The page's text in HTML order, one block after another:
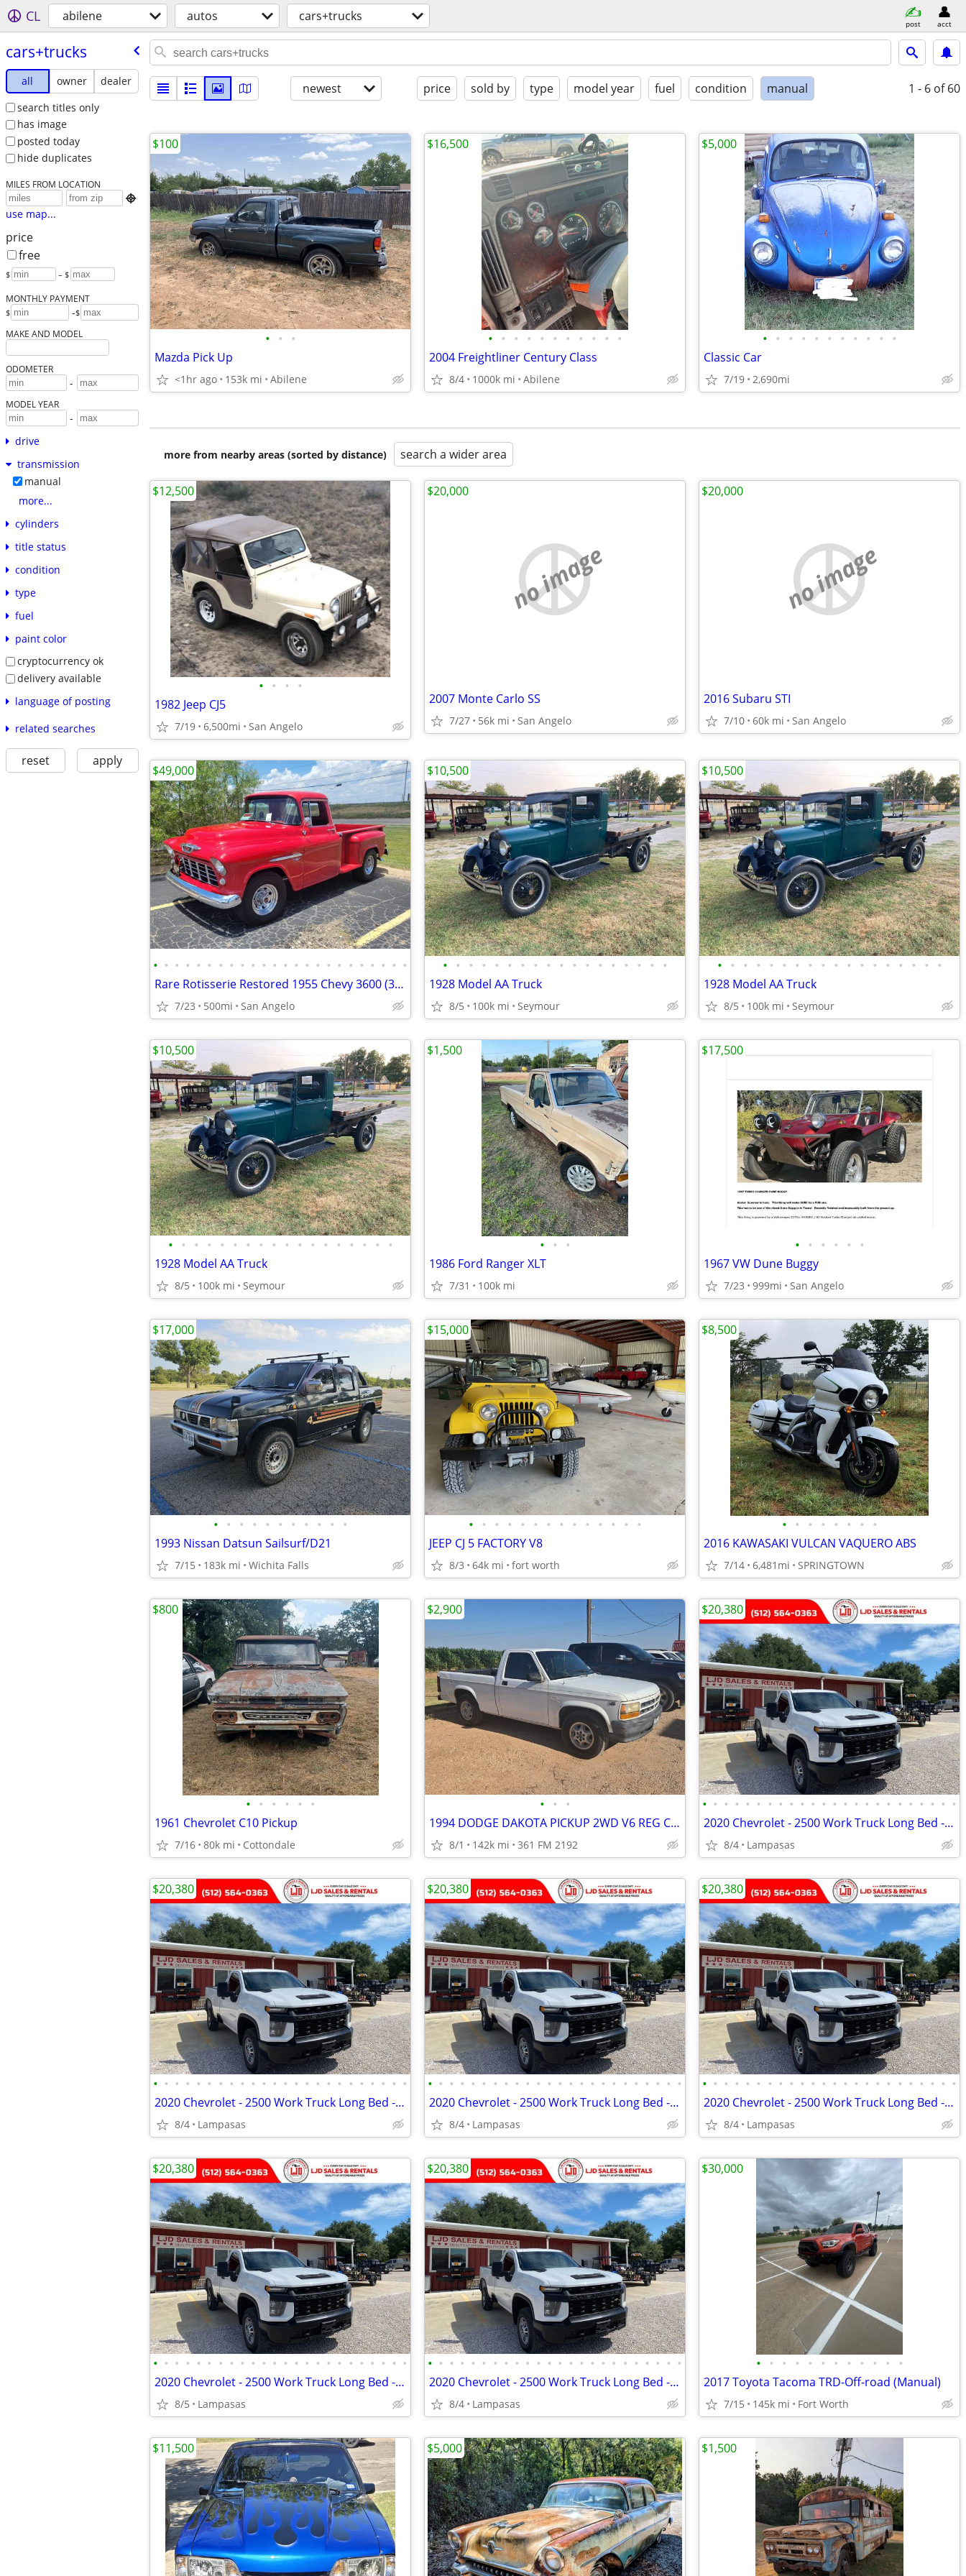
CL abilene autos cars+trucks post acct
cars+trucks
all owner
dealer
search titles only
has image
posted today
hide duplicates
MILES FROM LOCATION

use map...
price
free
$ – $
MONTHLY PAYMENT
$ -$
MAKE AND MODEL
ODOMETER
-
MODEL YEAR
-
drive
transmission
manual
more...
cylinders
title status
condition
type
fuel
paint color
cryptocurrency ok
delivery available
language of posting
related searches
reset apply
newest price sold by type model year fuel condition manual 1 - 6 of 60
• • •
Mazda Pick Up
<1hr ago 153k mi Abilene
$100
• • • • • • • • • • •
2004 Freightliner Century Class
8/4 1000k mi Abilene
$16,500
• • • • • • • • • • •
Classic Car
7/19 2,690mi
$5,000
more from nearby areas (sorted by distance) search a wider area
• • • •
1982 Jeep CJ5
7/19 6,500mi San Angelo
$12,500
no image
2007 Monte Carlo SS
7/27 56k mi San Angelo
$20,000
no image
2016 Subaru STI
7/10 60k mi San Angelo
$20,000
• • • • • • • • • • • • • • • • • • • • • • • •
Rare Rotisserie Restored 1955 Chevy 3600 (3/4) stepside pick up
7/23 500mi San Angelo
$49,000
• • • • • • • • • • • • • • • • • •
1928 Model AA Truck
8/5 100k mi Seymour
$10,500
• • • • • • • • • • • • • • • • • •
1928 Model AA Truck
8/5 100k mi Seymour
$10,500
• • • • • • • • • • • • • • • • • •
1928 Model AA Truck
8/5 100k mi Seymour
$10,500
• • •
1986 Ford Ranger XLT
7/31 100k mi
$1,500
• • • • • •
1967 VW Dune Buggy
7/23 999mi San Angelo
$17,500
• • • • • • • • • • •
1993 Nissan Datsun Sailsurf/D21
7/15 183k mi Wichita Falls
$17,000
• • • • • • • • • • • • • •
JEEP CJ 5 FACTORY V8
8/3 64k mi fort worth
$15,000
• • • • • • • •
2016 KAWASAKI VULCAN VAQUERO ABS
7/14 6,481mi SPRINGTOWN
$8,500
• • • • • •
1961 Chevrolet C10 Pickup
7/16 80k mi Cottondale
$800
• • •
1994 DODGE DAKOTA PICKUP 2WD V6 REG CAB 3.9L SPORT
8/1 142k mi 361 FM 2192
$2,900
• • • • • • • • • • • • • • • • • • • • • • • •
2020 Chevrolet - 2500 Work Truck Long Bed - 98k Miles
8/4 Lampasas
$20,380
• • • • • • • • • • • • • • • • • • • • • • • •
2020 Chevrolet - 2500 Work Truck Long Bed - 98k Miles
8/4 Lampasas
$20,380
• • • • • • • • • • • • • • • • • • • • • • • •
2020 Chevrolet - 2500 Work Truck Long Bed - 98k Miles
8/4 Lampasas
$20,380
• • • • • • • • • • • • • • • • • • • • • • • •
2020 Chevrolet - 2500 Work Truck Long Bed - 98k Miles
8/4 Lampasas
$20,380
• • • • • • • • • • • • • • • • • • • • • • • •
2020 Chevrolet - 2500 Work Truck Long Bed - 98k Miles
8/5 Lampasas
$20,380
• • • • • • • • • • • • • • • • • • • • • • • •
2020 Chevrolet - 2500 Work Truck Long Bed - 98k Miles
8/4 Lampasas
$20,380
• • • • • • • • • • • •
2017 Toyota Tacoma TRD-Off-road (Manual)
7/15 145k mi Fort Worth
$30,000
$11,500 $5,000 $1,500